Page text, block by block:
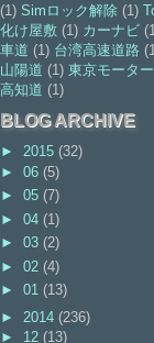
(1) Simロック解除 (1)
化け屋敷 (1) カーナビ
車道 (1) 台湾高速道路
山陽道 (1) 東京モータ
高知道 (1)
BLOG ARCHIVE
► 2015 (32)
► 06 (5)
► 05 (7)
► 04 (1)
► 03 (2)
► 02 (4)
► 01 (13)
► 2014 (236)
► 12 (13)